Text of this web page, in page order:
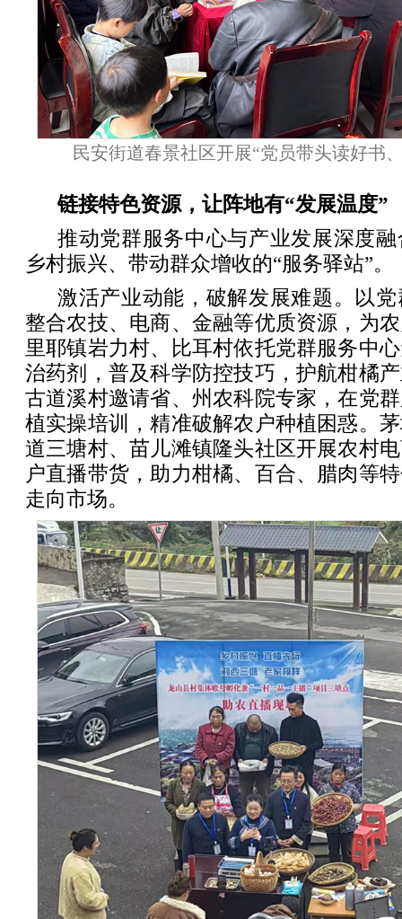
民安街道春景社区开展“党员带头读好书
链接特色资源，让阵地有“发展温度”
推动党群服务中心与产业发展深度
乡村振兴、带动群众增收的“服务驿站”。
激活产业动能，破解发展难题。以
整合农技、电商、金融等优质资源，为
里耶镇岩力村、比耳村依托党群服务中
治药剂，普及科学防控技巧，护航柑橘
古道溪村邀请省、州农科院专家，在党
植实操培训，精准破解农户种植困惑。
道三塘村、苗儿滩镇隆头社区开展农村
户直播带货，助力柑橘、百合、腊肉等
走向市场。